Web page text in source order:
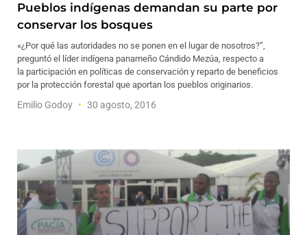
Pueblos indígenas demandan su parte por
conservar los bosques
«¿Por qué las autoridades no se ponen en el lugar de nosotros?”,
preguntó el líder indígena panameño Cándido Mezúa, respecto a
la participación en políticas de conservación y reparto de beneficios
por la protección forestal que aportan los pueblos originarios.
Emilio Godoy 30 agosto, 2016